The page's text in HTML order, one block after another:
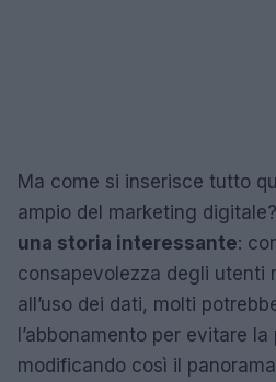
Ma come si inserisce tutto
ampio del marketing digitale?
una storia interessante:
consapevolezza degli utenti
all’uso dei dati, molti
l’abbonamento per evitare la
modificando così il